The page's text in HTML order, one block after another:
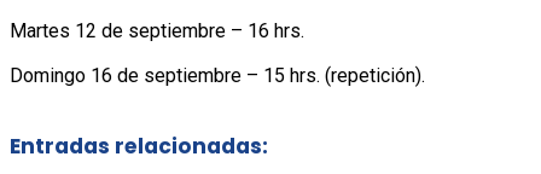
Martes 12 de septiembre – 16 hrs.
Domingo 16 de septiembre – 15 hrs. (repetición).
Entradas relacionadas: